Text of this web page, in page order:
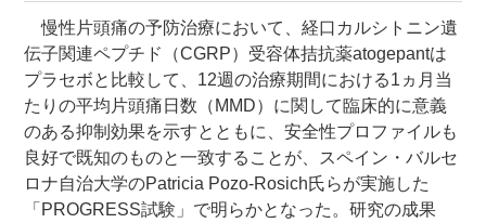
慢性片頭痛の予防治療において、経口カルシトニン遺
伝子関連ペプチド（CGRP）受容体拮抗薬atogepantは
プラセボと比較して、12週の治療期間における1ヵ月当
たりの平均片頭痛日数（MMD）に関して臨床的に意義
のある抑制効果を示すとともに、安全性プロファイルも
良好で既知のものと一致することが、スペイン・バルセ
ロナ自治大学のPatricia Pozo-Rosich氏らが実施した
「PROGRESS試験」で明らかとなった。研究の成果